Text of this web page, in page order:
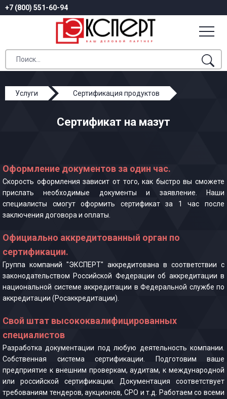
+7 (800) 551-60-94
Услуги
Сертификация продуктов
Сертификат на мазут
Оформление документов за один час.
Скорость оформления зависит от того, как быстро вы сможете
прислать необходимые документы и заявление. Наши
специалисты смогут оформить сертификат за 1 час после
заключения договора и оплаты.
Официально аккредитованный орган по
сертификации.
Группа компаний "ЭКСПЕРТ" аккредитована в соответствии с
законодательством Российской Федерации об аккредитации в
национальной системе аккредитации в Федеральной службе по
аккредитации (Росаккредитации).
Свой штат высококвалифицированных
специалистов
Разработка документации под любую деятельность компании.
Собственная система сертификации. Подготовим ваше
предприятие к внешним проверкам, аудитам, к международной
или российской сертификации. Документация соответствует
требованиям тендеров, аукционов, СРО и т.д. Работаем со всеми